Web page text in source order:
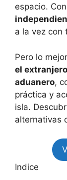
espacio. Con
a la vez con
Pero lo
el
aduanero,
práctica y
isla.
alternativas
Indice